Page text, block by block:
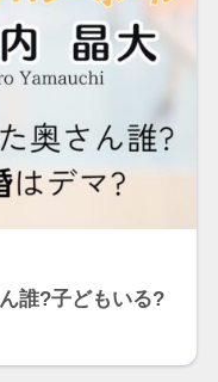
誰?子どもいる?